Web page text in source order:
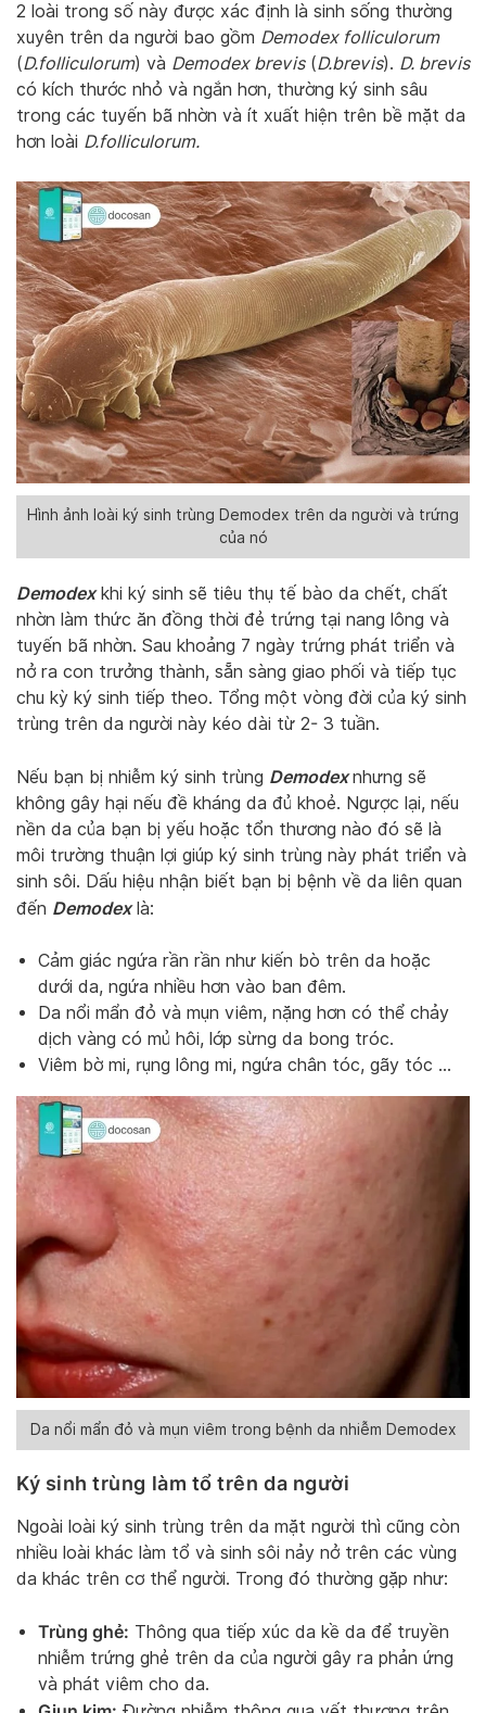
2 loài trong số này được xác định là sinh sống thường
xuyên trên da người bao gồm Demodex folliculorum
(D.folliculorum) và Demodex brevis(D.brevis). D. brevis
có kích thước nhỏ và ngắn hơn, thường ký sinh sâu
trong các tuyến bã nhờn và ít xuất hiện trên bề mặt da
hơn loài D.folliculorum.
Hình ảnh loài ký sinh trùng Demodex trên da người và trứng
của nó
Demodexkhi ký sinh sẽ tiêu thụ tế bào da chết, chất
nhờn làm thức ăn đồng thời đẻ trứng tại nang lông và
tuyến bã nhờn. Sau khoảng 7 ngày trứng phát triển và
nở ra con trưởng thành, sẵn sàng giao phối và tiếp tục
chu kỳ ký sinh tiếp theo. Tổng một vòng đời của ký sinh
trùng trên da người này kéo dài từ 2- 3 tuần.
Nếu bạn bị nhiễm ký sinh trùng Demodexnhưng sẽ
không gây hại nếu đề kháng da đủ khoẻ. Ngược lại, nếu
nền da của bạn bị yếu hoặc tổn thương nào đó sẽ là
môi trường thuận lợi giúp ký sinh trùng này phát triển và
sinh sôi. Dấu hiệu nhận biết bạn bị bệnh về da liên quan
đến Demodexlà:
Cảm giác ngứa rần rần như kiến bò trên da hoặc
dưới da, ngứa nhiều hơn vào ban đêm.
Da nổi mẩn đỏ và mụn viêm, nặng hơn có thể chảy
dịch vàng có mủ hôi, lớp sừng da bong tróc.
Viêm bờ mi, rụng lông mi, ngứa chân tóc, gãy tóc …
Da nổi mẩn đỏ và mụn viêm trong bệnh da nhiễm Demodex
Ký sinh trùng làm tổ trên da người
Ngoài loài ký sinh trùng trên da mặt người thì cũng còn
nhiều loài khác làm tổ và sinh sôi nảy nở trên các vùng
da khác trên cơ thể người. Trong đó thường gặp như:
Trùng ghẻ: Thông qua tiếp xúc da kề da để truyền
nhiễm trứng ghẻ trên da của người gây ra phản ứng
và phát viêm cho da.